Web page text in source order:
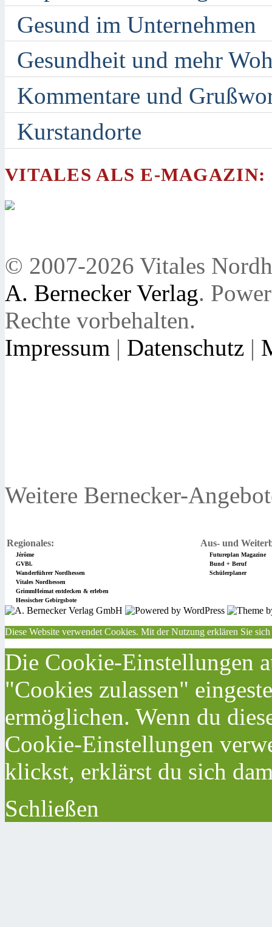
Gesund im Unternehmen
Gesundheit und mehr
Kommentare und
Kurstandorte
VITALES ALS E-MAGAZIN:
© 2007-2026 Vitales
A. Bernecker Verlag.
Rechte vorbehalten.
Impressum | Datenschutz |
Weitere Bernecker-
Regionales: Aus- und
Jérôme
Futureplan Magazine
GVBl.
Bund + Beruf
Wanderführer Nordhessen
Schülerplaner
Vitales Nordhessen
GrimmHeimat entdecken & erleben
Hessischer Gebirgsbote
Diese Website verwendet Cookies. Mit der Nutzung erklären Sie
Die Cookie-Einstellungen
"Cookies zulassen"
ermöglichen. Wenn du
Cookie-Einstellungen
klickst, erklärst du sich
Schließen